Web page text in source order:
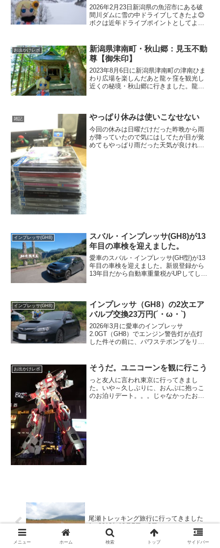
2026年2月23日新潟県の魚沼市にある破
間川ダムに雪の中ドライブしてきたよ😊
ボクは近年ドライブポイントとしてよく
ので楽しいです。春になれば雪流れとい
う流氷に似たもの...
お出かけレポ
新潟県津南町・秋山郷：見玉不動
尊【御朱印】
2023年8月6日に新潟県津南町の津南ひま
わり広場を楽しんだあと龍ヶ窪を観光し
近くの秘境・秋山郷に行きました。龍ヶ
県側に向かっ...
雑記 やっぱり休みは使いこなせない
今回の休みは日曜だけだった昨晩から雨
が降っていたので気にはしてたが目が覚
めてもやっぱり雨だった天気が良ければ
インプレッサ(GH8)
スバル・インプレッサ(GH8)が13
年目の車検を迎えました。
愛車のスバル・インプレッサ(GH型)が13
年目の車検を迎えました。新規登録から
13年目だから自動車重量税がUPしてしま
インプレッサ(GH8)
インプレッサ（GH8）の2次エア
バルブ交換23万円(´・ω・`)
2026年3月に愛車のインプレッサ
2.0GT（GH8）でエンジン警告灯が点灯
した件その前に、パワステポンプをリビ
間期間内だったので部品代は無償だった
のですが、工賃だけは...
お出かけレポ そうだ。ユニコーンを観に行こう
っと友人に言われ東京に行ってきまし
た。いや～久しぶりに、おんぶに抱っこ
のお泊りデート。。。じゃなかったお出
尾瀬トレッキング旅行に行ってきました
1（2012年10月7日～8日）
メニュー ホーム 検索 トップ サイドバー